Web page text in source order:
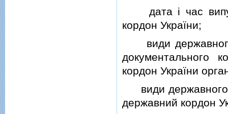
дата i час
кордон України;
види державного
документального
кордон України
види державного
державний кордон